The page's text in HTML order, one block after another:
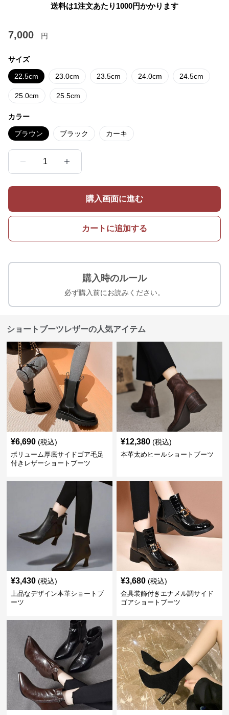
送料は1注文あたり 1000円かかります
7,000 円
サイズ
22.5cm 23.0cm 23.5cm 24.0cm 24.5cm
25.0cm 25.5cm
カラー
ブラウン ブラック カーキ
1
購入画面に進む
カートに追加する
購入時のルール
必ず購入前にお読みください。
ショートブーツレザーの人気アイテム
¥6,690 (税込)
ボリューム厚底サイドゴア毛足
付きレザーショートブーツ
¥12,380 (税込)
本革太めヒールショートブーツ
¥3,430 (税込)
上品なデザイン本革ショートブ
ーツ
¥3,680 (税込)
金具装飾付きエナメル調サイド
ゴアショートブーツ